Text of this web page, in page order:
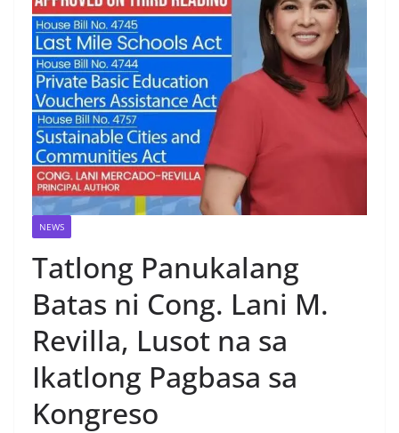
NEWS
Tatlong Panukalang
Batas ni Cong. Lani M.
Revilla, Lusot na sa
Ikatlong Pagbasa sa
Kongreso